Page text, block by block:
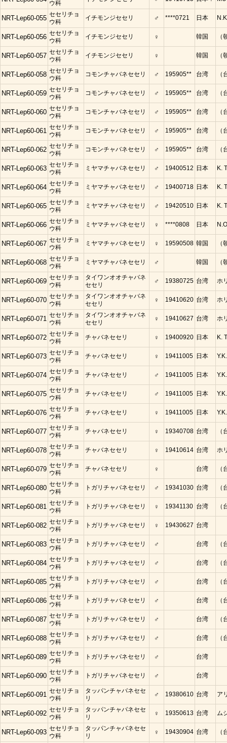
ウ科
NRT-Lep60-055 セセリチョ
ウ科
イチモンジセセリ ♂ ****0721 日本
NRT-Lep60-056 セセリチョ
ウ科
イチモンジセセリ ♀ 韓国 （
NRT-Lep60-057 セセリチョ
ウ科
イチモンジセセリ ♀ 韓国 （
NRT-Lep60-058 セセリチョ
ウ科
コモンチャバネセセリ ♂ 195905** 台湾 （
NRT-Lep60-059 セセリチョ
ウ科
コモンチャバネセセリ ♂ 195905** 台湾 （
NRT-Lep60-060 セセリチョ
ウ科
コモンチャバネセセリ ♂ 195905** 台湾 （
NRT-Lep60-061 セセリチョ
ウ科
コモンチャバネセセリ ♂ 195905** 台湾 （
NRT-Lep60-062 セセリチョ
ウ科
コモンチャバネセセリ ♂ 195905** 台湾 （
NRT-Lep60-063 セセリチョ
ウ科
ミヤマチャバネセセリ ♂ 19400512 日本 K.
NRT-Lep60-064 セセリチョ
ウ科
ミヤマチャバネセセリ ♂ 19400718 日本 K.
NRT-Lep60-065 セセリチョ
ウ科
ミヤマチャバネセセリ ♂ 19420510 日本 K.
NRT-Lep60-066 セセリチョ
ウ科
ミヤマチャバネセセリ ♀ ****0808 日本
NRT-Lep60-067 セセリチョ
ウ科
ミヤマチャバネセセリ ♀ 19590508 韓国 （
NRT-Lep60-068 セセリチョ
ウ科
ミヤマチャバネセセリ ♂ 韓国 （
NRT-Lep60-069 セセリチョ
ウ科
タイワンオオチャバネ
セセリ
♂ 19380725 台湾 ホ
NRT-Lep60-070 セセリチョ
ウ科
タイワンオオチャバネ
セセリ
♀ 19410620 台湾 ホ
NRT-Lep60-071 セセリチョ
ウ科
タイワンオオチャバネ
セセリ
♀ 19410627 台湾 ホ
NRT-Lep60-072 セセリチョ
ウ科
チャバネセセリ ♀ 19400920 日本 K.
NRT-Lep60-073 セセリチョ
ウ科
チャバネセセリ ♀ 19411005 日本 Y.K.
NRT-Lep60-074 セセリチョ
ウ科
チャバネセセリ ♂ 19411005 日本 Y.K.
NRT-Lep60-075 セセリチョ
ウ科
チャバネセセリ ♂ 19411005 日本 Y.K.
NRT-Lep60-076 セセリチョ
ウ科
チャバネセセリ ♀ 19411005 日本 Y.K.
NRT-Lep60-077 セセリチョ
ウ科
チャバネセセリ ♀ 19340708 台湾 （
NRT-Lep60-078 セセリチョ
ウ科
チャバネセセリ ♀ 19410614 台湾 ホ
NRT-Lep60-079 セセリチョ
ウ科
チャバネセセリ ♀ 台湾 （
NRT-Lep60-080 セセリチョ
ウ科
トガリチャバネセセリ ♂ 19341030 台湾 （
NRT-Lep60-081 セセリチョ
ウ科
トガリチャバネセセリ ♀ 19341130 台湾 （
NRT-Lep60-082 セセリチョ
ウ科
トガリチャバネセセリ ♀ 19430627 台湾
NRT-Lep60-083 セセリチョ
ウ科
トガリチャバネセセリ ♂ 台湾 （
NRT-Lep60-084 セセリチョ
ウ科
トガリチャバネセセリ ♂ 台湾 （
NRT-Lep60-085 セセリチョ
ウ科
トガリチャバネセセリ ♂ 台湾 （
NRT-Lep60-086 セセリチョ
ウ科
トガリチャバネセセリ ♂ 台湾 （
NRT-Lep60-087 セセリチョ
ウ科
トガリチャバネセセリ ♂ 台湾 （
NRT-Lep60-088 セセリチョ
ウ科
トガリチャバネセセリ ♂ 台湾 （
NRT-Lep60-089 セセリチョ
ウ科
トガリチャバネセセリ ♂ 台湾
NRT-Lep60-090 セセリチョ
ウ科
トガリチャバネセセリ ♂ 台湾
NRT-Lep60-091 セセリチョ
ウ科
タッパンチャバネセセ
リ
♂ 19380610 台湾 ア
NRT-Lep60-092 セセリチョ
ウ科
タッパンチャバネセセ
リ
♀ 19350613 台湾 ム
NRT-Lep60-093 セセリチョ
ウ科
タッパンチャバネセセ
リ
♀ 19430904 台湾 （